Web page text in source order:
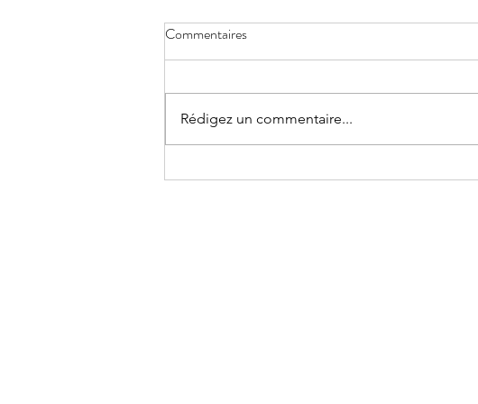
The wisdom of burn-out by Jeff
Commentaires
Rédigez un commentaire...